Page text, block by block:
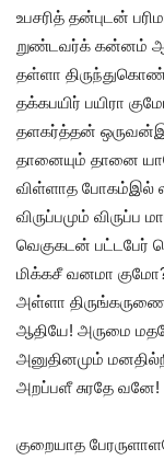
உபசரித் தன்புடன்
றுண்டவர்க் கன்னம்
தள்ளா
தக்கபயிர் பயிரா
தளகர்த்தன்
தானையும் தானை
விள்ளாத போகம்இல்
விருப்பமும் விருப்ப
வெகுகடன் பட்டபேர்
மிக்கசீ வனமா
அள்ளா
ஆதியே! அருமை
அனுதினமும்
அறப்பளீ சுரதே வனே!
குறையாத